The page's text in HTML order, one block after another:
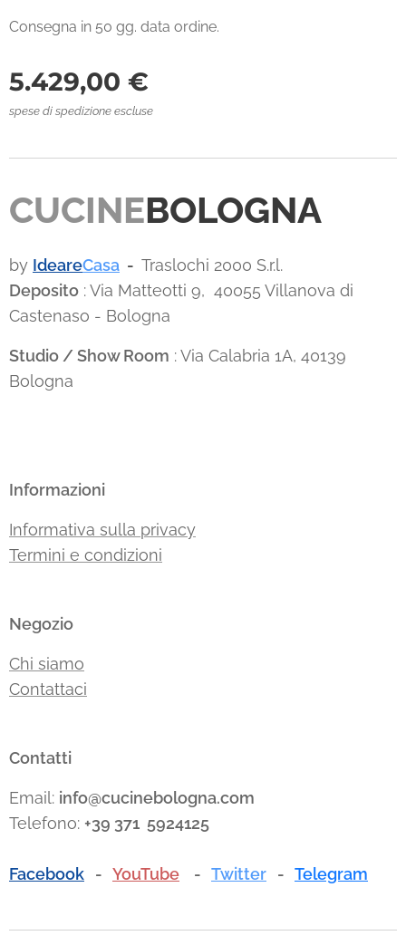
Consegna in 50 gg. data ordine.
5.429,00 €
spese di spedizione escluse
CUCINEBOLOGNA
by IdeareCasa - Traslochi 2000 S.r.l.
Deposito : Via Matteotti 9, 40055 Villanova di
Castenaso - Bologna
Studio / Show Room : Via Calabria 1A, 40139
Bologna
Informazioni
Informativa sulla privacy
Termini e condizioni
Negozio
Chi siamo
Contattaci
Contatti
Email: info@cucinebologna.com
Telefono: +39 371 5924125
Facebook - YouTube - Twitter - Telegram